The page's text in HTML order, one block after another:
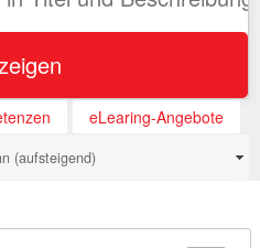
eLearing-Angebote
(aufsteigend)